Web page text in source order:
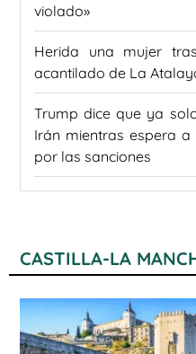
violado»
Herida una mujer
acantilado de La
Trump dice que ya
Irán mientras espera a
por las sanciones
CASTILLA-LA